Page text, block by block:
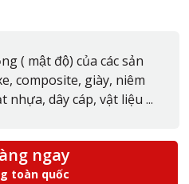
( mật độ) của các sản
composite, giày, niêm
dây cáp, vật liệu ...
ngay
toàn quốc